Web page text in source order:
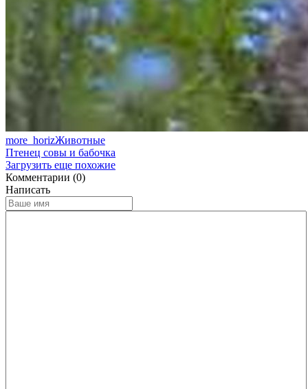
more_horizЖивотные
Птенец совы и бабочка
Загрузить еще похожие
Комментарии (0)
Написать